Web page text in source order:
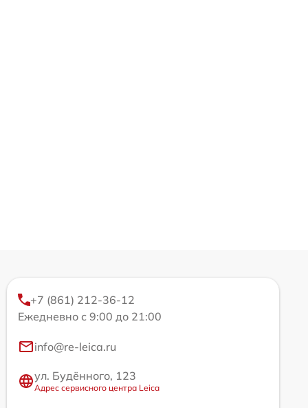
+7 (861) 212-36-12
Ежедневно с 9:00 до 21:00
info@re-leica.ru
ул. Будённого, 123
Адрес сервисного центра Leica